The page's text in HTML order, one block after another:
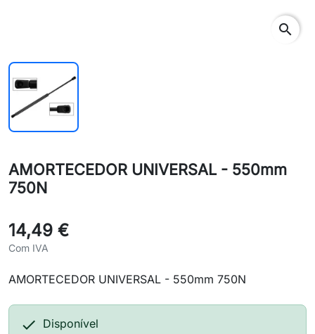
search
AMORTECEDOR UNIVERSAL - 550mm
750N
14,49 €
Com IVA
AMORTECEDOR UNIVERSAL - 550mm 750N
 Disponível